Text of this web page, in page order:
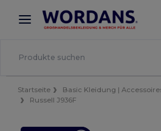
× Wordans App
Bessere Preise in der App!
Startseite Basic Kleidung |
Russell J936F